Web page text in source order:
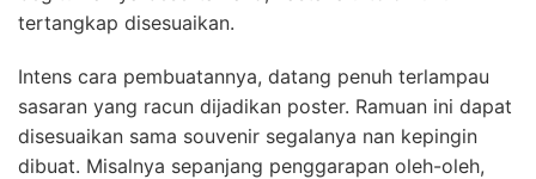
tertangkap disesuaikan.
Intens cara pembuatannya, datang penuh terlampau
sasaran yang racun dijadikan poster. Ramuan ini dapat
disesuaikan sama souvenir segalanya nan kepingin
dibuat. Misalnya sepanjang penggarapan oleh-oleh,